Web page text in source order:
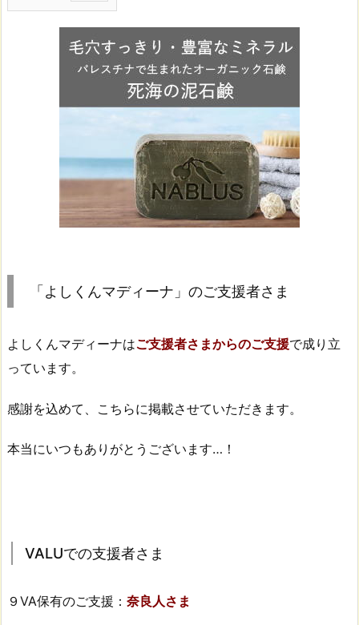
1.
ま
1.
V
L
援
さ
「よしくんマディーナ」のご支援者さま
よしくんマディーナはご支援者さまからのご支援で成り立
っています。
感謝を込めて、こちらに掲載させていただきます。
本当にいつもありがとうございます…！
VALUでの支援者さま
９VA保有のご支援： 奈良人さま